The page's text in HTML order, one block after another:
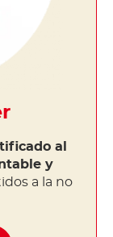
al
y
a la no